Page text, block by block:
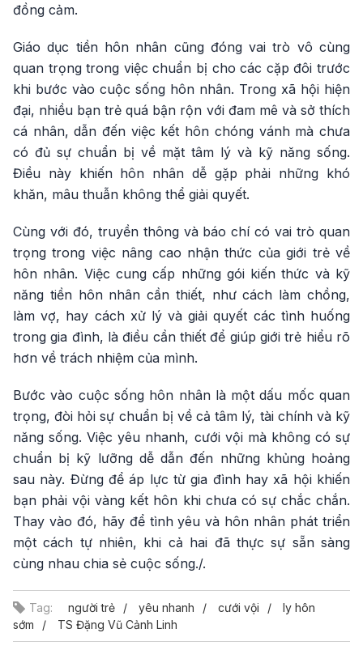
đồng cảm.
Giáo dục tiền hôn nhân cũng đóng vai trò vô cùng
quan trọng trong việc chuẩn bị cho các cặp đôi trước
khi bước vào cuộc sống hôn nhân. Trong xã hội hiện
đại, nhiều bạn trẻ quá bận rộn với đam mê và sở thích
cá nhân, dẫn đến việc kết hôn chóng vánh mà chưa
có đủ sự chuẩn bị về mặt tâm lý và kỹ năng sống.
Điều này khiến hôn nhân dễ gặp phải những khó
khăn, mâu thuẫn không thể giải quyết.
Cùng với đó, truyền thông và báo chí có vai trò quan
trọng trong việc nâng cao nhận thức của giới trẻ về
hôn nhân. Việc cung cấp những gói kiến thức và kỹ
năng tiền hôn nhân cần thiết, như cách làm chồng,
làm vợ, hay cách xử lý và giải quyết các tình huống
trong gia đình, là điều cần thiết để giúp giới trẻ hiểu rõ
hơn về trách nhiệm của mình.
Bước vào cuộc sống hôn nhân là một dấu mốc quan
trọng, đòi hỏi sự chuẩn bị về cả tâm lý, tài chính và kỹ
năng sống. Việc yêu nhanh, cưới vội mà không có sự
chuẩn bị kỹ lưỡng dễ dẫn đến những khủng hoảng
sau này. Đừng để áp lực từ gia đình hay xã hội khiến
bạn phải vội vàng kết hôn khi chưa có sự chắc chắn.
Thay vào đó, hãy để tình yêu và hôn nhân phát triển
một cách tự nhiên, khi cả hai đã thực sự sẵn sàng
cùng nhau chia sẻ cuộc sống./.
Tag: người trẻ yêu nhanh cưới vội
ly hôn
sớm
TS Đặng Vũ Cảnh Linh